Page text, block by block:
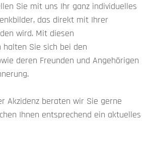
Sie mit uns Ihr ganz individuelles
das direkt mit Ihrer
wird. Mit diesen
halten Sie sich bei den
deren Freunden und Angehörigen
Akzidenz beraten wir Sie gerne
Ihnen entsprechend ein aktuelles